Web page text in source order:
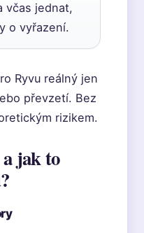
včas jednat,
o vyřazení.
Ryvu reálný jen
převzetí. Bez
rizikem.
jak to